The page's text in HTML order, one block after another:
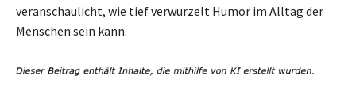
veranschaulicht, wie tief verwurzelt Humor im Alltag der
Menschen sein kann.